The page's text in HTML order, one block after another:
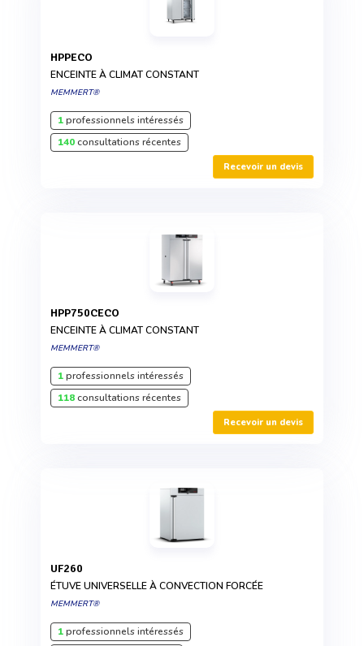
HPPECO
ENCEINTE À CLIMAT CONSTANT
MEMMERT®
1professionnels intéressés
140consultations récentes
Recevoir un devis
HPP750CECO
ENCEINTE À CLIMAT CONSTANT
MEMMERT®
1professionnels intéressés
118consultations récentes
Recevoir un devis
UF260
ÉTUVE UNIVERSELLE À CONVECTION FORCÉE
MEMMERT®
1professionnels intéressés